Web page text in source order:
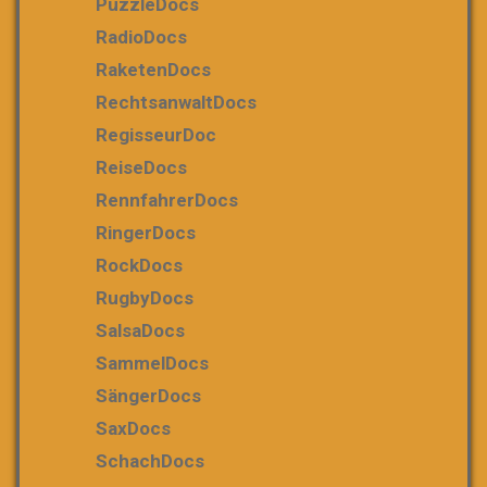
RadioDocs
RaketenDocs
RechtsanwaltDocs
RegisseurDoc
ReiseDocs
RennfahrerDocs
RingerDocs
RockDocs
RugbyDocs
SalsaDocs
SammelDocs
SängerDocs
SaxDocs
SchachDocs